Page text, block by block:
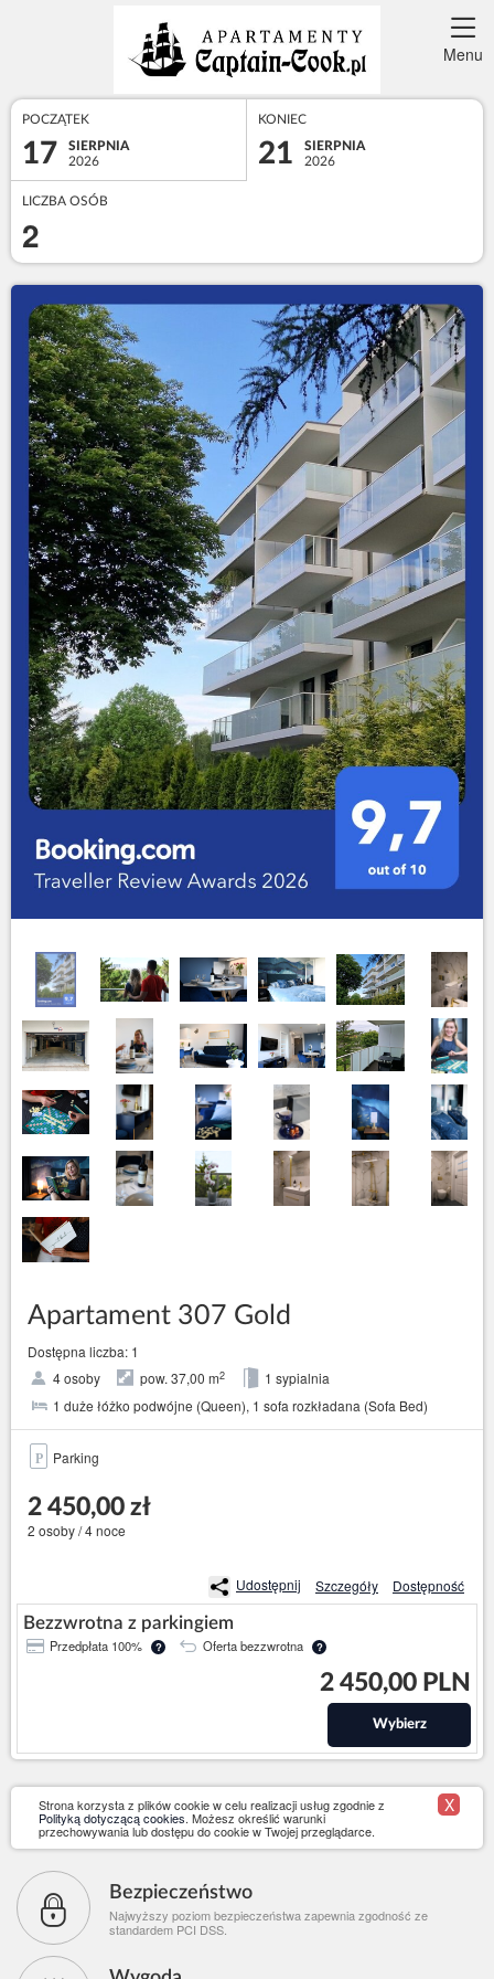
Menu
POCZĄTEK
17
SIERPNIA
2026
KONIEC
21
SIERPNIA
2026
LICZBA OSÓB
2
Apartament 307 Gold
Dostępna liczba: 1
4 osoby
pow. 37,00 m2
1 sypialnia
1 duże łóżko podwójne (Queen), 1 sofa rozkładana (Sofa Bed)
Parking
2 450,00 zł
2 osoby / 4 noce
Udostępnij Szczegóły Dostępność
Bezzwrotna z parkingiem
Przedpłata 100% ? Oferta bezzwrotna ?
2 450,00 PLN
Wybierz
Strona korzysta z plików cookie w celu realizacji usług zgodnie z
Polityką dotyczącą cookies. Możesz określić warunki
przechowywania lub dostępu do cookie w Twojej przeglądarce.
X
Bezpieczeństwo
Najwyższy poziom bezpieczeństwa zapewnia zgodność ze
standardem PCI DSS.